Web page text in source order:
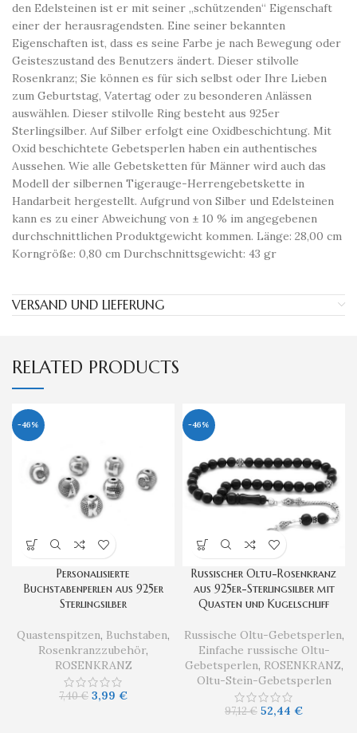
den Edelsteinen ist er mit seiner „schützenden“ Eigenschaft
einer der herausragendsten. Eine seiner bekannten
Eigenschaften ist, dass es seine Farbe je nach Bewegung oder
Geisteszustand des Benutzers ändert. Dieser stilvolle
Rosenkranz; Sie können es für sich selbst oder Ihre Lieben
zum Geburtstag, Vatertag oder zu besonderen Anlässen
auswählen. Dieser stilvolle Ring besteht aus 925er
Sterlingsilber. Auf Silber erfolgt eine Oxidbeschichtung. Mit
Oxid beschichtete Gebetsperlen haben ein authentisches
Aussehen. Wie alle Gebetsketten für Männer wird auch das
Modell der silbernen Tigerauge-Herrengebetskette in
Handarbeit hergestellt. Aufgrund von Silber und Edelsteinen
kann es zu einer Abweichung von ± 10 % im angegebenen
durchschnittlichen Produktgewicht kommen. Länge: 28,00 cm
Korngröße: 0,80 cm Durchschnittsgewicht: 43 gr
VERSAND UND LIEFERUNG
RELATED PRODUCTS
-46%
Personalisierte
Buchstabenperlen aus 925er
Sterlingsilber
Quastenspitzen, Buchstaben,
Rosenkranzzubehör,
ROSENKRANZ
7,40€ 3,99 €
-46%
Russischer Oltu-Rosenkranz
aus 925er-Sterlingsilber mit
Quasten und Kugelschliff
Russische Oltu-Gebetsperlen,
Einfache russische Oltu-
Gebetsperlen, ROSENKRANZ,
Oltu-Stein-Gebetsperlen
97,12€ 52,44 €